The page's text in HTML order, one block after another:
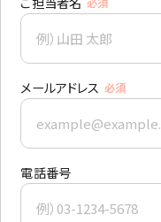
メールアドレス 必須
電話番号